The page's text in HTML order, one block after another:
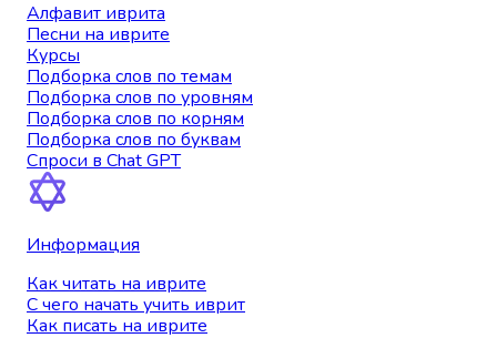
Алфавит иврита
Песни на иврите
Курсы
Подборка слов по темам
Подборка слов по уровням
Подборка слов по корням
Подборка слов по буквам
Спроси в Chat GPT
Информация
Как читать на иврите
С чего начать учить иврит
Как писать на иврите